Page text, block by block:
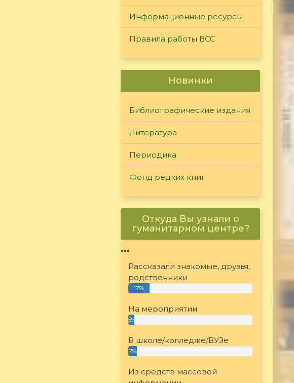
Информационные ресурсы
Правила работы ВСС
Новинки
Библиографические издания
Литература
Периодика
Фонд редких книг
Откуда Вы узнали о
гуманитарном центре?
"""
Рассказали знакомые, друзья,
родственники
17%
На мероприятии
5%
В школе/колледже/ВУЗе
7%
Из средств массовой